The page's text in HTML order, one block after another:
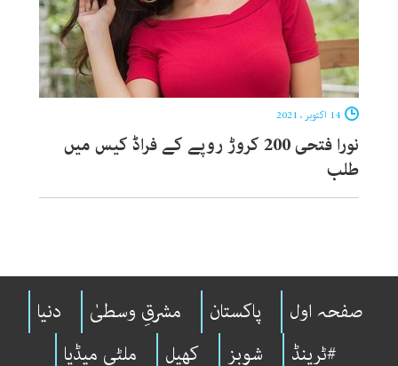
نورا فتحی 200 کروڑ روپے کے فراڈ کیس میں
طلب
صفحہ اول پاکستان مشرقِ وسطیٰ
دنیا
#ٹرینڈ
شوبِز کھیل ملٹی میڈیا